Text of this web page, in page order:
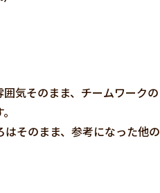
気そのまま、チームワークの
そのまま、参考になった他の